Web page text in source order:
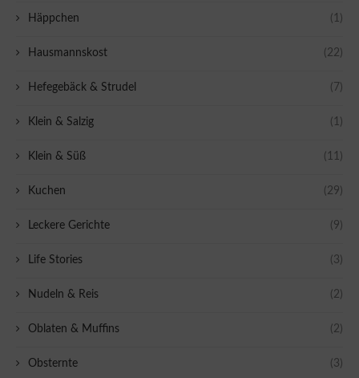
Häppchen (1)
Hausmannskost (22)
Hefegebäck & Strudel (7)
Klein & Salzig (1)
Klein & Süß (11)
Kuchen (29)
Leckere Gerichte (9)
Life Stories (3)
Nudeln & Reis (2)
Oblaten & Muffins (2)
Obsternte (3)